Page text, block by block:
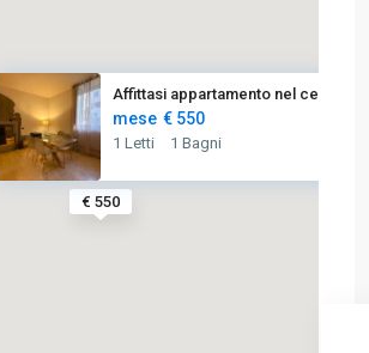
€ 550
Affittasi appartamento nel cen...
mese € 550
1 Letti 1 Bagni